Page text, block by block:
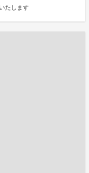
たします